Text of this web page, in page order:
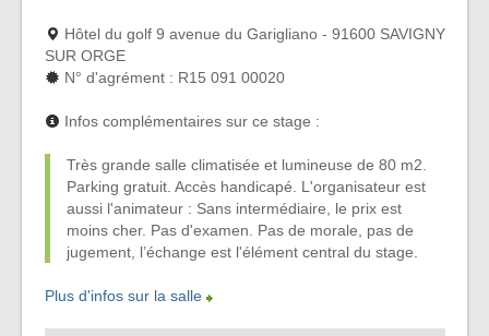
Hôtel du golf 9 avenue du Garigliano - 91600 SAVIGNY
SUR ORGE
N° d'agrément : R15 091 00020
Infos complémentaires sur ce stage :
Très grande salle climatisée et lumineuse de 80 m2.
Parking gratuit. Accès handicapé. L'organisateur est
aussi l'animateur : Sans intermédiaire, le prix est
moins cher. Pas d'examen. Pas de morale, pas de
jugement, l’échange est l'élément central du stage.
Plus d'infos sur la salle